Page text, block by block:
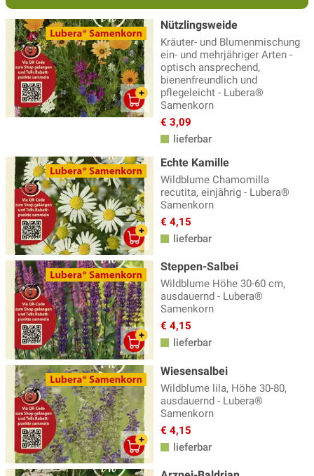
Mehrjährige halbhohe und hohe Rabatten- und
Schnittstauden(56)
Mehrjährige niedere Stauden(54)
Mohn
(21)
Sonnenblumen(24)
Topfpflanzen, Kübelpflanzen
Trockenblumen(12)
Wildblumen(48)
Zweijährige Frühlingsblumen
Nützlingsweide
Kräuter- und Blumenmischung
ein- und mehrjähriger Arten -
optisch ansprechend,
bienenfreundlich und
pflegeleicht - Lubera®
Samenkorn
€ 3,09
lieferbar
Echte Kamille
Wildblume Chamomilla
recutita, einjährig - Lubera®
Samenkorn
€ 4,15
lieferbar
Steppen-Salbei
Wildblume Höhe 30-60 cm,
ausdauernd - Lubera®
Samenkorn
€ 4,15
lieferbar
Wiesensalbei
Wildblume lila, Höhe 30-80,
ausdauernd - Lubera®
Samenkorn
€ 4,15
lieferbar